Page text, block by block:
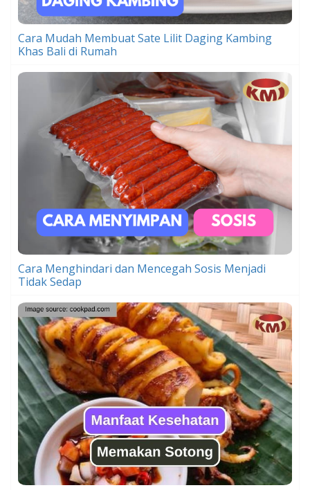
Cara Mudah Membuat Sate Lilit Daging Kambing
Khas Bali di Rumah
Cara Menghindari dan Mencegah Sosis Menjadi
Tidak Sedap